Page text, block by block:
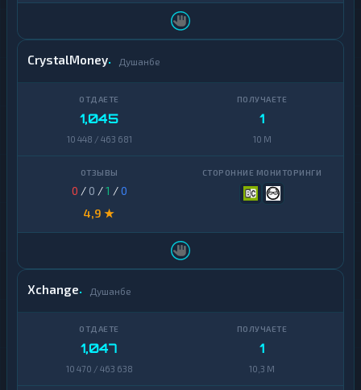
CrystalMoney Душанбе
1,045
10 448 / 463 681
1
10 M
0 / 0 /1 /0
4,9 ★
Xchange Душанбе
1,047
10 470 / 463 638
1
10,3 M